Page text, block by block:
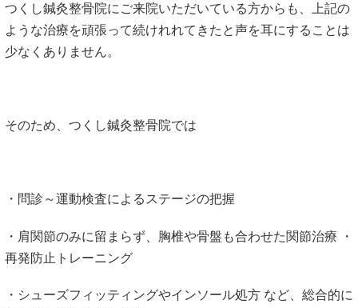
つくし鍼灸整骨院にご来院いただいている方からも、上記の
ような治療を頑張って続けれれてきたと声を耳にすることは
少なくありません。
そのため、つくし鍼灸整骨院では
・問診～運動検査によるステージの把握
・肩関節のみに留まらず、胸椎や骨盤も合わせた関節治療 ・
再発防止トレーニング
・シューズフィッティングやインソール処方 など、総合的に